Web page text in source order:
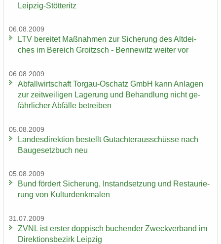
Leipzig-​Stötteritz
06.08.2009
LTV be­rei­tet Maß­nah­men zur Si­che­rung des Alt­dei­
ches im Be­reich Groitzsch - Ben­ne­witz wei­ter vor
06.08.2009
Ab­fall­wirt­schaft Torgau-​Oschatz GmbH kann An­la­gen
zur zeit­wei­li­gen La­ge­rung und Be­hand­lung nicht ge­
fähr­li­cher Ab­fäl­le be­trei­ben
05.08.2009
Lan­des­di­rek­ti­on be­stellt Gut­ach­ter­aus­schüs­se nach
Bau­ge­setz­buch neu
05.08.2009
Bund för­dert Si­che­rung, In­stand­set­zung und Re­stau­rie­
rung von Kul­tur­denk­ma­len
31.07.2009
ZVNL ist ers­ter dop­pisch bu­chen­der Zweck­ver­band im
Di­rek­ti­ons­be­zirk Leip­zig